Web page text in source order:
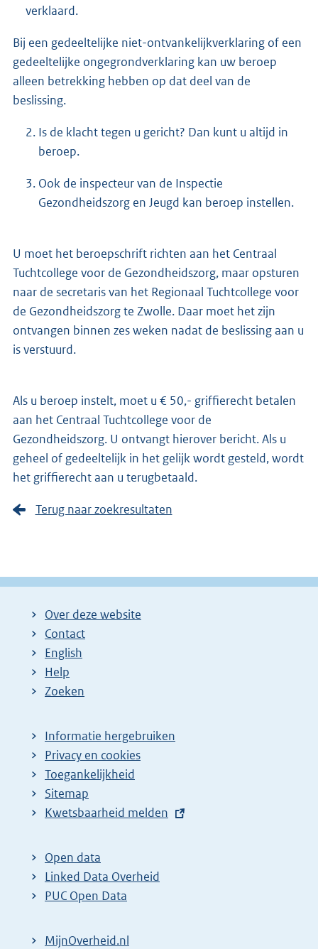
verklaard.
Bij een gedeeltelijke niet-ontvankelijkverklaring of een
gedeeltelijke ongegrondverklaring kan uw beroep
alleen betrekking hebben op dat deel van de
beslissing.
Is de klacht tegen u gericht? Dan kunt u altijd in
beroep.
Ook de inspecteur van de Inspectie
Gezondheidszorg en Jeugd kan beroep instellen.
U moet het beroepschrift richten aan het Centraal
Tuchtcollege voor de Gezondheidszorg, maar opsturen
naar de secretaris van het Regionaal Tuchtcollege voor
de Gezondheidszorg te Zwolle. Daar moet het zijn
ontvangen binnen zes weken nadat de beslissing aan u
is verstuurd.
Als u beroep instelt, moet u € 50,- griffierecht betalen
aan het Centraal Tuchtcollege voor de
Gezondheidszorg. U ontvangt hierover bericht. Als u
geheel of gedeeltelijk in het gelijk wordt gesteld, wordt
het griffierecht aan u terugbetaald.
Terug naar zoekresultaten
Over deze website
Contact
English
Help
Zoeken
Informatie hergebruiken
Privacy en cookies
Toegankelijkheid
Sitemap
E
t
e
r
Kwetsbaarheid melden
Open data
Linked Data Overheid
PUC Open Data
MijnOverheid.nl